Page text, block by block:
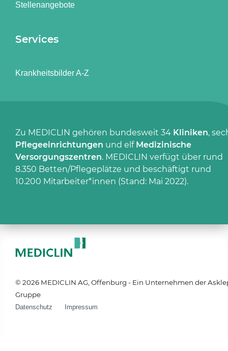
Stellenangebote
Services
Krankheitsbilder A-Z
Zu MEDICLIN gehören bundesweit 34 Kliniken,
Pflegeeinrichtungen und elf Medizinische
Versorgungszentren. MEDICLIN verfügt über rund
8.350 Betten/Pflegeplätze und beschäftigt rund
10.200 Mitarbeiter*innen (Stand: Mai 2022).
© 2026 MEDICLIN AG, Offenburg - Ein Unternehmen der
Gruppe
Datenschutz Impressum